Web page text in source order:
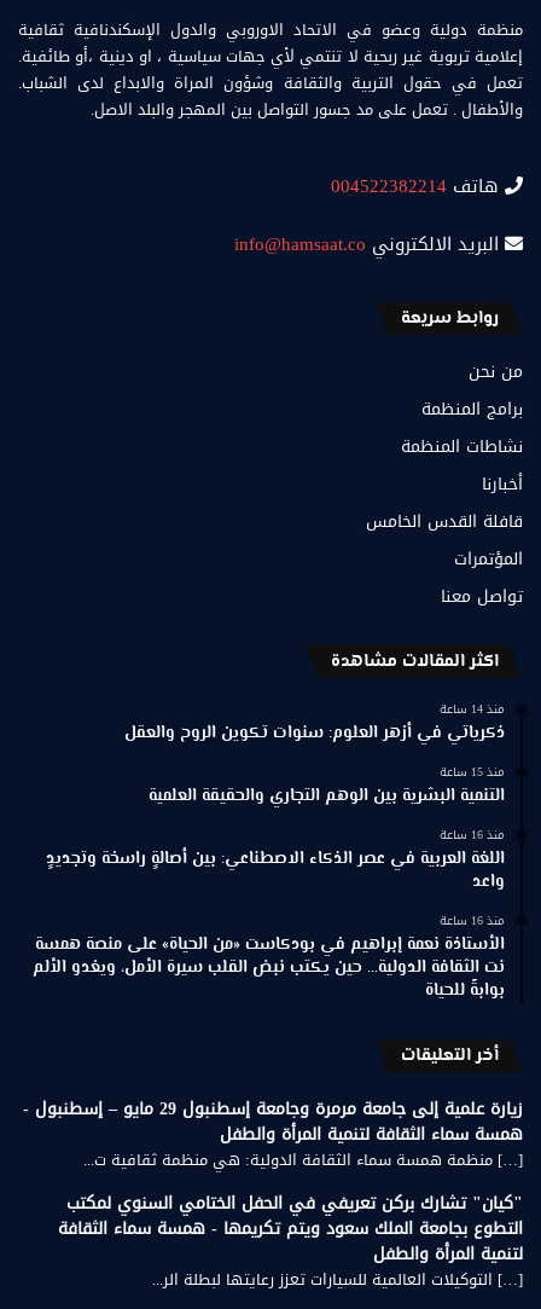
منظمة دولية وعضو في الاتحاد الاوروبي والدول الإسكندنافية ثقافية
إعلامية تربوية غير ربحية لا تنتمي لأي جهات سياسية ، او دينية ،أو طائفية.
تعمل في حقول التربية والثقافة وشؤون المراة والابداع لدى الشباب.
والأطفال . تعمل على مد جسور التواصل بين المهجر والبلد الاصل.
هاتف 004522382214
البريد الالكتروني info@hamsaat.co
روابط سريعة
من نحن
برامج المنظمة
نشاطات المنظمة
أخبارنا
قافلة القدس الخامس
المؤتمرات
تواصل معنا
اكثر المقالات مشاهدة
منذ 14 ساعة
ذكرياتي في أزهر العلوم: سنوات تكوين الروح والعقل
منذ 15 ساعة
التنمية البشرية بين الوهم التجاري والحقيقة العلمية
منذ 16 ساعة
اللغة العربية في عصر الذكاء الاصطناعي: بين أصالةٍ راسخة وتجديدٍ
واعد
منذ 16 ساعة
الأستاذة نعمة إبراهيم في بودكاست «من الحياة» على منصة همسة
نت الثقافة الدولية… حين يكتب نبض القلب سيرة الأمل، ويغدو الألم
بوابةً للحياة
أخر التعليقات
زيارة علمية إلى جامعة مرمرة وجامعة إسطنبول 29 مايو – إسطنبول -
همسة سماء الثقافة لتنمية المرأة والطفل
[…] منظمة همسة سماء الثقافة الدولية: هي منظمة ثقافية ت...
"كيان" تشارك بركن تعريفي في الحفل الختامي السنوي لمكتب
التطوع بجامعة الملك سعود ويتم تكريمها - همسة سماء الثقافة
لتنمية المرأة والطفل
[…] التوكيلات العالمية للسيارات تعزز رعايتها لبطلة الر...